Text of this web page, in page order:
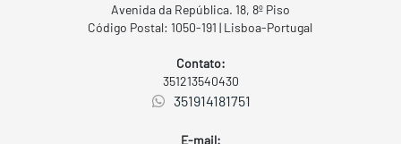
Avenida da República. 18, 8º Piso
Código Postal: 1050-191 | Lisboa-Portugal
Contato:
351213540430
351914181751
E-mail: